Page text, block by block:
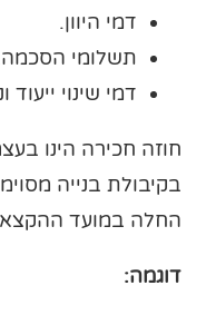
דמי היוון.
תשלומי
דמי שינוי ייעוד
חוזה חכירה הינו
בקיבולת בנייה
החלה במועד
דוגמה: